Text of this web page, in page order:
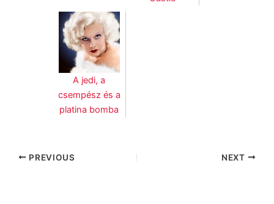
A jedi, a
csempész és a
platina bomba
PREVIOUS NEXT